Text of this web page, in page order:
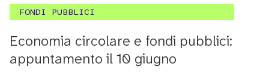
FONDI PUBBLICI
Economia circolare e fondi pubblici:
appuntamento il 10 giugno